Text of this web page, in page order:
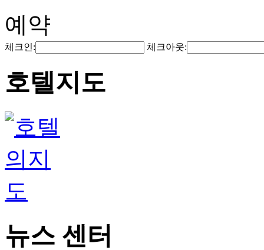
예약
체크인: 체크아웃:
호텔지도
뉴스 센터